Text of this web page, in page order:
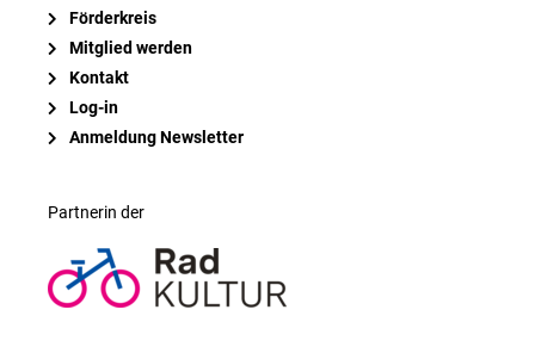
Förderkreis
Mitglied werden
Kontakt
Log-in
Anmeldung Newsletter
Partnerin der